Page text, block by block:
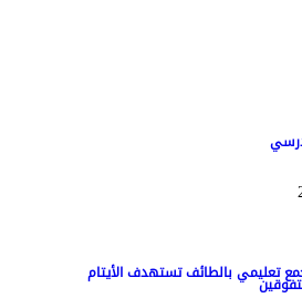
تعليمي بالطائف تستهدف الأيتام